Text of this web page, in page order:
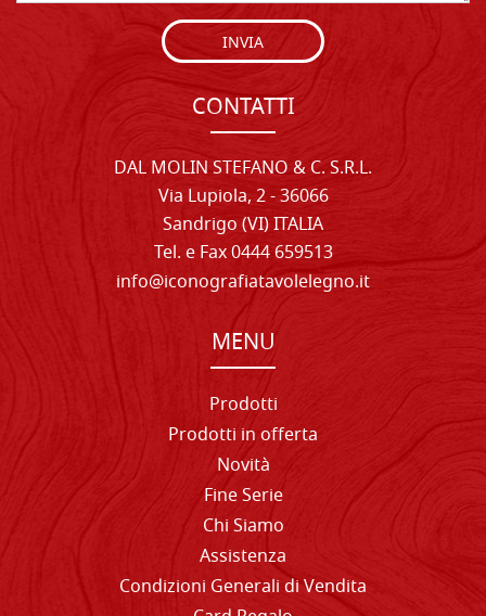
INVIA
CONTATTI
DAL MOLIN STEFANO & C. S.R.L.
Via Lupiola, 2 - 36066
Sandrigo (VI) ITALIA
Tel. e Fax 0444 659513
info@iconografiatavolelegno.it
MENU
Prodotti
Prodotti in offerta
Novità
Fine Serie
Chi Siamo
Assistenza
Condizioni Generali di Vendita